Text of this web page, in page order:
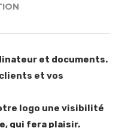
et documents.
et vos
logo une visibilité
qui fera plaisir.